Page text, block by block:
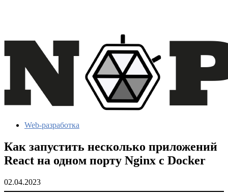
Web-разработка
Как запустить несколько приложений
React на одном порту Nginx с Docker
02.04.2023